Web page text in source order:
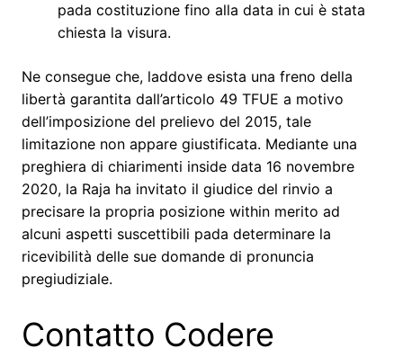
pada costituzione fino alla data in cui è stata
chiesta la visura.
Ne consegue che, laddove esista una freno della
libertà garantita dall’articolo 49 TFUE a motivo
dell’imposizione del prelievo del 2015, tale
limitazione non appare giustificata. Mediante una
preghiera di chiarimenti inside data 16 novembre
2020, la Raja ha invitato il giudice del rinvio a
precisare la propria posizione within merito ad
alcuni aspetti suscettibili pada determinare la
ricevibilità delle sue domande di pronuncia
pregiudiziale.
Contatto Codere